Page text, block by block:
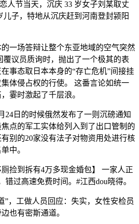
节当天，沉庆 33 岁女子刘某取丈
儿子，特地从沉庆赶到河南登封颍阳
场答辩让整个东亚地域的空气突然
覆议员质询时，抛出了一个极其的表
事态取日本本身的“存亡危机”间接挂
体侵占权的行使。 这番言论如统一
霎时激起了千层浪。
日的时候俄然发布了一则沉磅通知
点的军工实体给列入到了出口管制的
别的20家没有法子对物资用处进行核
中。
到拆有4万多现金婚包】 一家人正
错过高速免费时间。#江西dou晓得。
工做人员回应：失实，女性安检员
也有密斯通道。